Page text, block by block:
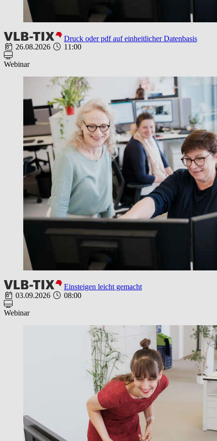
Druck oder pdf auf einheitlicher Datenbasis
26.08.2026
11:00
Webinar
Einsteigen leicht gemacht
03.09.2026
08:00
Webinar